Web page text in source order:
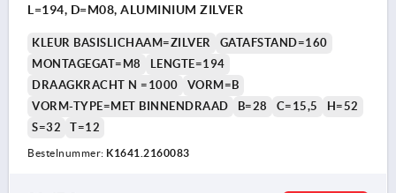
L=194, D=M08, ALUMINIUM ZILVER
KLEUR BASISLICHAAM=ZILVER
GATAFSTAND=160
MONTAGEGAT=M8
LENGTE=194
DRAAGKRACHT N =1000
VORM=B
VORM-TYPE=MET BINNENDRAAD
B=28 C=15,5
H=52
S=32
T=12
Bestelnummer: K1641.2160083